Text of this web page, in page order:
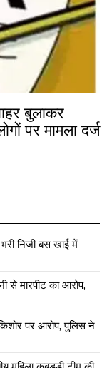
बुलाकर
पर मामला दर्ज
निजी बस खाई में
से मारपीट का आरोप,
पर आरोप, पुलिस ने